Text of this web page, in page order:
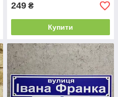
249 ₴
Купити